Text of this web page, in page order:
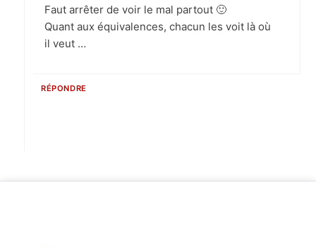
Faut arrêter de voir le mal partout 🙂
Quant aux équivalences, chacun les voit là où
il veut …
RÉPONDRE